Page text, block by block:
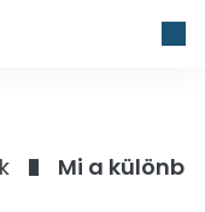
Mi a